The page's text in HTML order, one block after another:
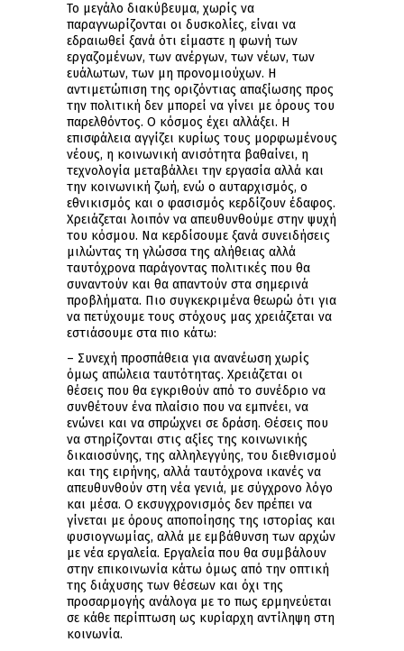
Το μεγάλο διακύβευμα, χωρίς να
παραγνωρίζονται οι δυσκολίες, είναι να
εδραιωθεί ξανά ότι είμαστε η φωνή των
εργαζομένων, των ανέργων, των νέων, των
ευάλωτων, των μη προνομιούχων. Η
αντιμετώπιση της οριζόντιας απαξίωσης προς
την πολιτική δεν μπορεί να γίνει με όρους του
παρελθόντος. Ο κόσμος έχει αλλάξει. Η
επισφάλεια αγγίζει κυρίως τους μορφωμένους
νέους, η κοινωνική ανισότητα βαθαίνει, η
τεχνολογία μεταβάλλει την εργασία αλλά και
την κοινωνική ζωή, ενώ ο αυταρχισμός, ο
εθνικισμός και ο φασισμός κερδίζουν έδαφος.
Χρειάζεται λοιπόν να απευθυνθούμε στην ψυχή
του κόσμου. Να κερδίσουμε ξανά συνειδήσεις
μιλώντας τη γλώσσα της αλήθειας αλλά
ταυτόχρονα παράγοντας πολιτικές που θα
συναντούν και θα απαντούν στα σημερινά
προβλήματα. Πιο συγκεκριμένα θεωρώ ότι για
να πετύχουμε τους στόχους μας χρειάζεται να
εστιάσουμε στα πιο κάτω:
– Συνεχή προσπάθεια για ανανέωση χωρίς
όμως απώλεια ταυτότητας. Χρειάζεται οι
θέσεις που θα εγκριθούν από το συνέδριο να
συνθέτουν ένα πλαίσιο που να εμπνέει, να
ενώνει και να σπρώχνει σε δράση. Θέσεις που
να στηρίζονται στις αξίες της κοινωνικής
δικαιοσύνης, της αλληλεγγύης, του διεθνισμού
και της ειρήνης, αλλά ταυτόχρονα ικανές να
απευθυνθούν στη νέα γενιά, με σύγχρονο λόγο
και μέσα. Ο εκσυγχρονισμός δεν πρέπει να
γίνεται με όρους αποποίησης της ιστορίας και
φυσιογνωμίας, αλλά με εμβάθυνση των αρχών
με νέα εργαλεία. Εργαλεία που θα συμβάλουν
στην επικοινωνία κάτω όμως από την οπτική
της διάχυσης των θέσεων και όχι της
προσαρμογής ανάλογα με το πως ερμηνεύεται
σε κάθε περίπτωση ως κυρίαρχη αντίληψη στη
κοινωνία.